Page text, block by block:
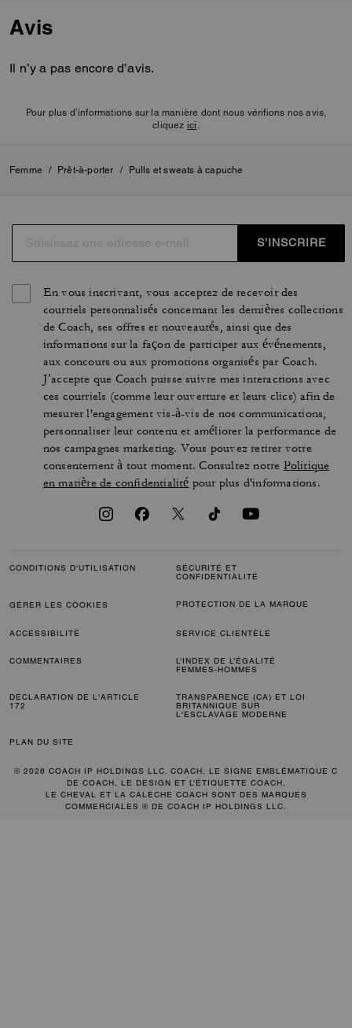
Avis
Il n’y a pas encore d’avis.
Pour plus d’informations sur la manière dont nous vérifions nos avis,
cliquez ici
Femme / Prêt-à-porter / Pulls et sweats à capuche
S’INSCRIRE
En vous inscrivant, vous acceptez de recevoir des
courriels personnalisés concernant les dernières collections
de Coach, ses offres et nouveautés, ainsi que des
informations sur la façon de participer aux événements,
aux concours ou aux promotions organisés par Coach.
J’accepte que Coach puisse suivre mes interactions avec
ces courriels (comme leur ouverture et leurs clics) afin de
mesurer l'engagement vis-à-vis de nos communications,
personnaliser leur contenu et améliorer la performance de
nos campagnes marketing. Vous pouvez retirer votre
consentement à tout moment. Consultez notre Politique
en matière de confidentialité pour plus d'informations.
CONDITIONS D'UTILISATION
SÉCURITÉ ET
CONFIDENTIALITÉ
GÉRER LES COOKIES PROTECTION DE LA MARQUE
ACCESSIBILITÉ SERVICE CLIENTÈLE
COMMENTAIRES
L’INDEX DE L’ÉGALITÉ
FEMMES-HOMMES
DÉCLARATION DE L'ARTICLE
172
TRANSPARENCE (CA) ET LOI
BRITANNIQUE SUR
L'ESCLAVAGE MODERNE
PLAN DU SITE
© 2026 COACH IP HOLDINGS LLC. COACH, LE SIGNE EMBLÉMATIQUE C
DE COACH, LE DESIGN ET L’ÉTIQUETTE COACH,
LE CHEVAL ET LA CALÈCHE COACH SONT DES MARQUES
COMMERCIALES ® DE COACH IP HOLDINGS LLC.